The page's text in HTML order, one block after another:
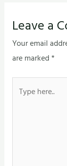
Leave a
Your email
are marked*
here..